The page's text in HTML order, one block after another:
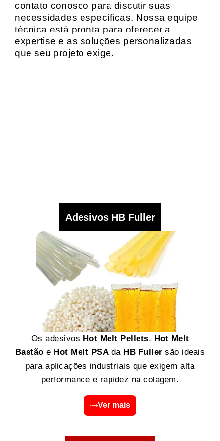
contato conosco para discutir suas
necessidades específicas. Nossa equipe
técnica está pronta para oferecer a
expertise e as soluções personalizadas
que seu projeto exige.
Adesivos HB Fuller
Os adesivos Hot Melt Pellets, Hot Melt
Bastão e Hot Melt PSA da HB Fuller são ideais
para aplicações industriais que exigem alta
performance e rapidez na colagem.
Ver mais